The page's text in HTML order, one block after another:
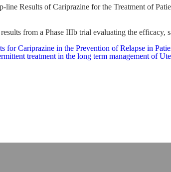
line Results of Cariprazine for the Treatment of
from a Phase IIIb trial evaluating the
for Cariprazine in the Prevention of Relapse in
treatment in the long term management of